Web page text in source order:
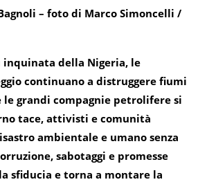
– foto di Marco Simoncelli /
inquinata della Nigeria, le
continuano a distruggere fiumi
le grandi compagnie petrolifere si
tace, attivisti e comunità
ambientale e umano senza
sabotaggi e promesse
sfiducia e torna a montare la